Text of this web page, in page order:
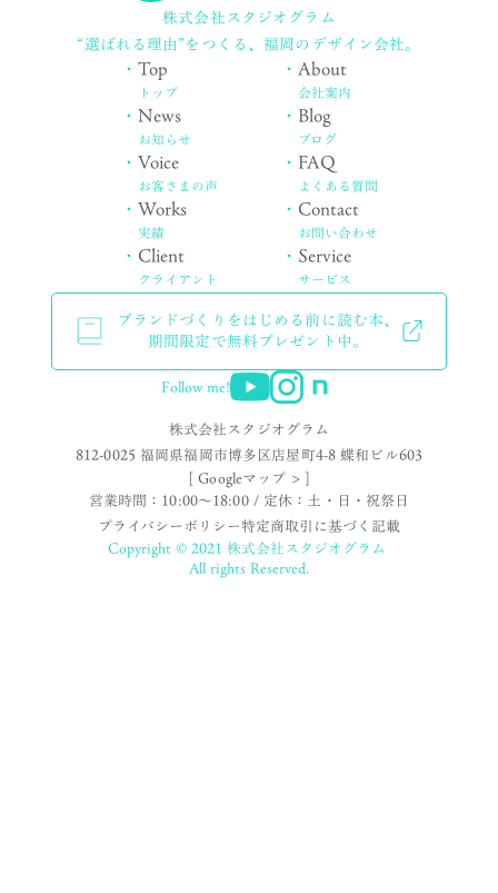
株式会社スタジオグラム
“選ばれる理由”をつくる、福岡のデザイン会社。
・Top
トップ
・News
お知らせ
・Voice
お客さまの声
・Works
実績
・ Client
クライアント
・About
会社案内
・ Blog
ブログ
・ FAQ
よくある質問
・ Contact
お問い合わせ
・ Service
サービス
ブランドづくりをはじめる前に読む本、
期間限定で無料プレゼント中。
Follow me!
株式会社スタジオグラム
812-0025 福岡県福岡市博多区店屋町4-8 蝶和ビル603
[ Googleマップ > ]
営業時間：10:00〜18:00 / 定休：土・日・祝祭日
プライバシーポリシー特定商取引に基づく記載
Copyright © 2021 株式会社スタジオグラム
All rights Reserved.